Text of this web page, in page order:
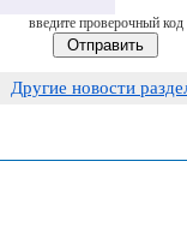
введите проверочный код
Другие новости